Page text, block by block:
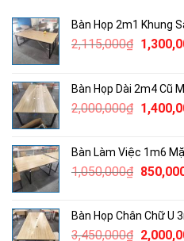
Bàn Họp 2m1 Khung
2,115,000₫ Giá
Bàn Họp Dài 2m4 Cũ
2,000,000₫ Giá
Bàn Làm Việc 1m6
1,050,000₫ Giá
Bàn Họp Chân Chữ U
3,450,000₫ Giá